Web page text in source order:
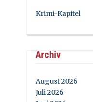
Krimi-Kapitel
Archiv
August 2026
Juli 2026